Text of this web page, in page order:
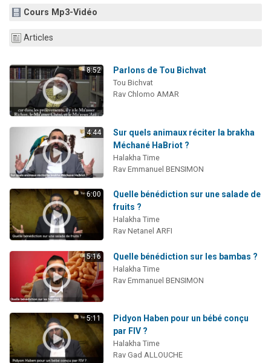
Cours Mp3-Vidéo
Articles
8:52 Parlons de Tou Bichvat
Tou Bichvat
Rav Chlomo AMAR
4:44
Sur quels animaux réciter la brakha
Méchané HaBriot ?
Halakha Time
Rav Emmanuel BENSIMON
6:00
Quelle bénédiction sur une salade de
fruits ?
Halakha Time
Rav Netanel ARFI
5:16 Quelle bénédiction sur les bambas ?
Halakha Time
Rav Emmanuel BENSIMON
5:11
Pidyon Haben pour un bébé conçu
par FIV ?
Halakha Time
Rav Gad ALLOUCHE